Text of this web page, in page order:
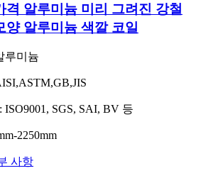
격 알루미늄 미리 그려진 강철
양 알루미늄 색깔 코일
루미늄
ISO9001, SGS, SAI, BV 등
2250mm
사항